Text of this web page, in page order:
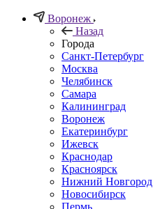
Воронеж
Назад
Города
Санкт-Петербург
Москва
Челябинск
Самара
Калининград
Воронеж
Екатеринбург
Ижевск
Краснодар
Красноярск
Нижний Новгород
Новосибирск
Пермь